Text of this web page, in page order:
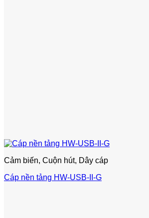
Cảm biến, Cuộn hút, Dây cáp
Cáp nền tảng HW-USB-II-G